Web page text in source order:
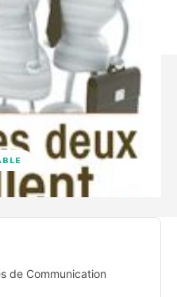
de Communication